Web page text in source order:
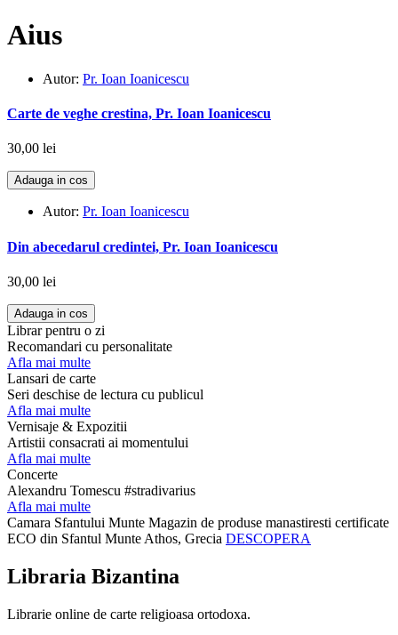
Aius
Autor: Pr. Ioan Ioanicescu
Carte de veghe crestina, Pr. Ioan Ioanicescu
30,00 lei
Adauga in cos
Autor: Pr. Ioan Ioanicescu
Din abecedarul credintei, Pr. Ioan Ioanicescu
30,00 lei
Adauga in cos
Librar pentru o zi
Recomandari cu personalitate
Afla mai multe
Lansari de carte
Seri deschise de lectura cu publicul
Afla mai multe
Vernisaje & Expozitii
Artistii consacrati ai momentului
Afla mai multe
Concerte
Alexandru Tomescu #stradivarius
Afla mai multe
Camara Sfantului Munte Magazin de produse manastiresti certificate
ECO din Sfantul Munte Athos, Grecia DESCOPERA
Libraria Bizantina
Librarie online de carte religioasa ortodoxa.